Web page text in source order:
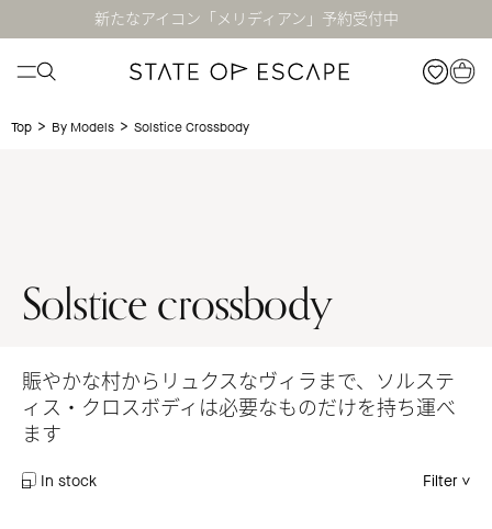
新たなアイコン「メリディアン」予約受付中
Top > By Models > Solstice Crossbody
Solstice crossbody
賑やかな村からリュクスなヴィラまで、ソルステ
ィス・クロスボディは必要なものだけを持ち運べ
ます
In stock Filter